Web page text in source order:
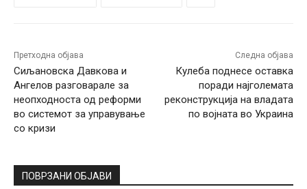
Претходна објава
Сиљановска Давкова и
Ангелов разговарале за
неопходноста од реформи
во системот за управување
со кризи
Следна објава
Кулеба поднесе оставка
поради најголемата
реконструкција на владата
по војната во Украина
ПОВРЗАНИ ОБЈАВИ